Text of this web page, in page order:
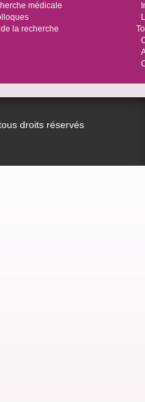
médicale
de la recherche
droits réservés